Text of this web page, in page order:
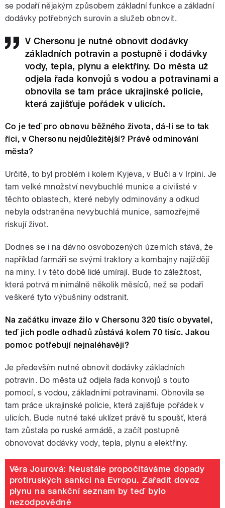
se podaří nějakým způsobem základní funkce a základní
dodávky potřebných surovin a služeb obnovit.
V Chersonu je nutné obnovit dodávky
základních potravin a postupně i dodávky
vody, tepla, plynu a elektřiny. Do města už
odjela řada konvojů s vodou a potravinami a
obnovila se tam práce ukrajinské policie,
která zajišťuje pořádek v ulicích.
Co je teď pro obnovu běžného života, dá-li se to tak
říci, v Chersonu nejdůležitější? Právě odminování
města?
Určitě, to byl problém i kolem Kyjeva, v Buči a v Irpini. Je
tam velké množství nevybuchlé munice a civilisté v
těchto oblastech, které nebyly odminovány a odkud
nebyla odstraněna nevybuchlá munice, samozřejmě
riskují život.
Dodnes se i na dávno osvobozených územích stává, že
například farmáři se svými traktory a kombajny najíždějí
na miny. I v této době lidé umírají. Bude to záležitost,
která potrvá minimálně několik měsíců, než se podaří
veškeré tyto výbušniny odstranit.
Na začátku invaze žilo v Chersonu 320 tisíc obyvatel,
teď jich podle odhadů zůstává kolem 70 tisíc. Jakou
pomoc potřebují nejnaléhavěji?
Je především nutné obnovit dodávky základních
potravin. Do města už odjela řada konvojů s touto
pomocí, s vodou, základními potravinami. Obnovila se
tam práce ukrajinské policie, která zajišťuje pořádek v
ulicích. Bude nutné také uklízet právě tu spoušť, která
tam zůstala po ruské armádě, a začít postupně
obnovovat dodávky vody, tepla, plynu a elektřiny.
Věra Jourová: Neustále propočítáváme dopady
protiruských sankcí na Evropu. Zařadit dovoz
plynu na sankční seznam by teď bylo
nezodpovědné